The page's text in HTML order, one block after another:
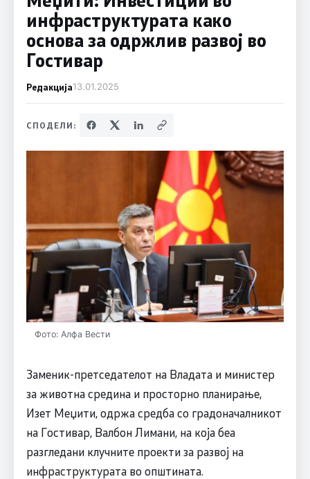
инфраструктурата како
основа за одржлив развој во
Гостивар
Редакција13.01.2025
СПОДЕЛИ:
Фото: Алфа Вести
Заменик-претседателот на Владата и министер
за животна средина и просторно планирање,
Изет Меџити, одржа средба со градоначалникот
на Гостивар, Валбон Лимани, на која беа
разгледани клучните проекти за развој на
инфраструктурата во општината.